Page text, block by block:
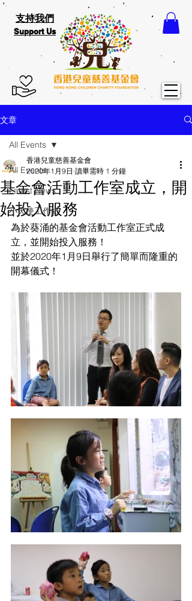
支持我們
Support Us
文章
All Events
Latest News
小天使工作紙
All Events
基金會活動工作室成立，開
始投入服務
香港兒童慈善基金會
2020年1月9日 讀畢需時 1 分鐘
為於葵涌的基金會活動工作室正式成
立，並開始投入服務！
並於2020年1月9日舉行了簡單而隆重的
開幕儀式！